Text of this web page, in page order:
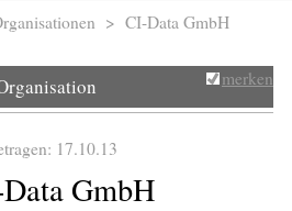
> CI-Data GmbH
merken
17.10.13
GmbH